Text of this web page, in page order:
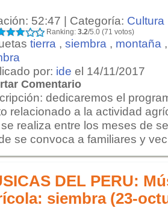
52:47 | Categoría: Cultura
Ranking: 3.2/5.0 (71 votos)
tierra , siembra , montaña
por: ide el 14/11/2017
Comentario
dedicaremos el
relacionado a la actividad
realiza entre los meses de
se convoca a familiares y
DEL PERU:
siembra (23-